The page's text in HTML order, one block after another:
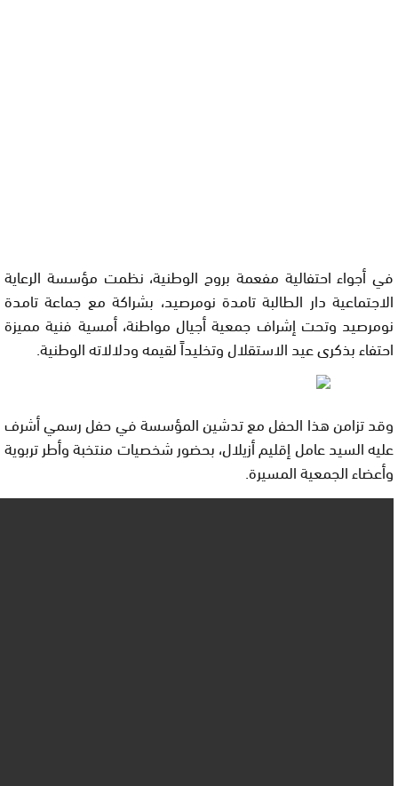
في أجواء احتفالية مفعمة بروح الوطنية، نظمت مؤسسة الرعاية
الاجتماعية دار الطالبة تامدة نومرصيد، بشراكة مع جماعة تامدة
نومرصيد وتحت إشراف جمعية أجيال مواطنة، أمسية فنية مميزة
احتفاء بذكرى عيد الاستقلال وتخليداً لقيمه ودلالاته الوطنية.
وقد تزامن هذا الحفل مع تدشين المؤسسة في حفل رسمي أشرف
عليه السيد عامل إقليم أزيلال، بحضور شخصيات منتخبة وأطر تربوية
وأعضاء الجمعية المسيرة.